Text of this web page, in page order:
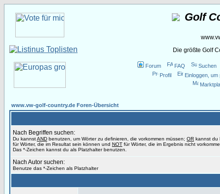
Golf
Die größte Golf
Forum FAQ
Suchen
Profil
Einloggen,
www.vw-golf-country.de Foren-Übersicht
Nach Begriffen suchen:
Du kannstAND benutzen, um Wörter zu definieren, die vorkommen müssen; OR kannst du
für Wörter, die im Resultat sein können und NOT für Wörter, die im Ergebnis nicht
Das *-Zeichen kannst du als Platzhalter benutzen.
Nach Autor suchen:
Benutze das *-Zeichen als Platzhalter